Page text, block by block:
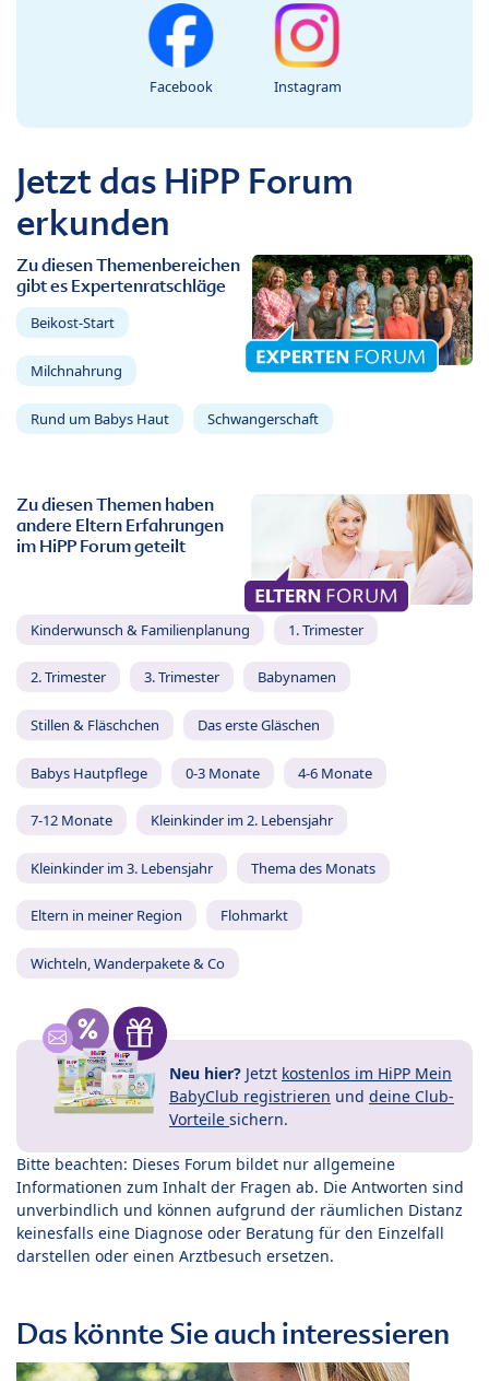
Facebook Instagram
Jetzt das HiPP Forum
erkunden
Zu diesen Themenbereichen
gibt es Expertenratschläge
Beikost-Start
Milchnahrung
Rund um Babys Haut Schwangerschaft
Zu diesen Themen haben
andere Eltern Erfahrungen
im HiPP Forum geteilt
Kinderwunsch & Familienplanung 1. Trimester
2. Trimester 3. Trimester Babynamen
Stillen & Fläschchen Das erste Gläschen
Babys Hautpflege 0-3 Monate 4-6 Monate
7-12 Monate Kleinkinder im 2. Lebensjahr
Kleinkinder im 3. Lebensjahr Thema des Monats
Eltern in meiner Region Flohmarkt
Wichteln, Wanderpakete & Co
Neu hier? Jetzt kostenlos im HiPP Mein
BabyClub registrieren und deine Club-
Vorteile sichern.
Bitte beachten: Dieses Forum bildet nur allgemeine
Informationen zum Inhalt der Fragen ab. Die Antworten sind
unverbindlich und können aufgrund der räumlichen Distanz
keinesfalls eine Diagnose oder Beratung für den Einzelfall
darstellen oder einen Arztbesuch ersetzen.
Das könnte Sie auch interessieren